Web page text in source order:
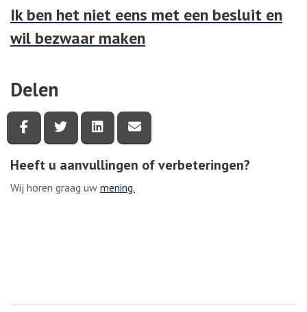
Ik ben het niet eens met een besluit en
wil bezwaar maken
Delen
Deel deze pagina via Facebook
Deel deze pagina via Twitter
Deel deze pagina via LinkedIn
Heeft u aanvullingen of verbeteringen?
Wij horen graag uw mening.